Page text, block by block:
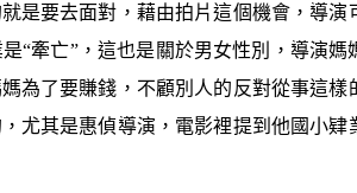
是要去面對，藉由拍片這個機會，導演
“牽亡”，這也是關於男女性別，導演媽
為了要賺錢，不顧別人的反對從事這樣
尤其是惠偵導演，電影裡提到他國小肄